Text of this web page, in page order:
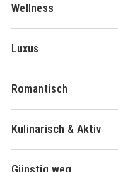
Wellness
Luxus
Romantisch
Kulinarisch & Aktiv